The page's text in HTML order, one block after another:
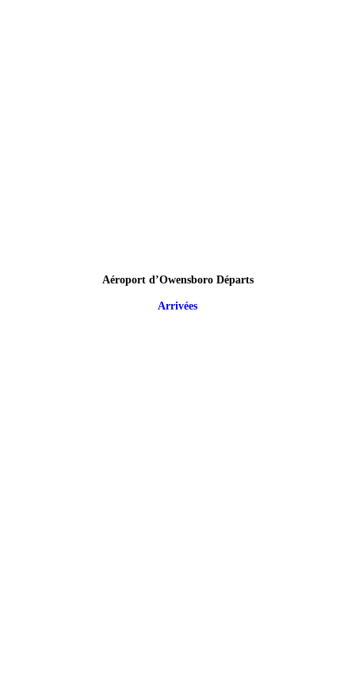
Aéroport d’Owensboro Départs
Arrivées